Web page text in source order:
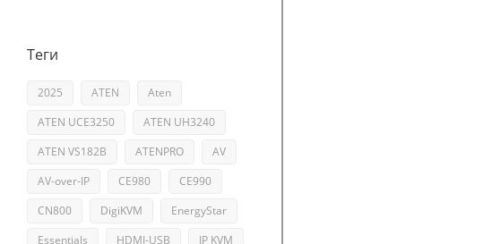
Теги
2025 ATEN
Aten
ATEN UCE3250
ATEN UH3240
ATEN VS182B
ATENPRO
AV
AV-over-IP
CE980
CE990
CN800
DigiKVM
EnergyStar
Essentials
HDMI-USB
IP KVM